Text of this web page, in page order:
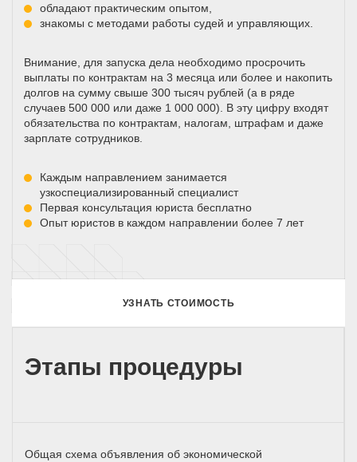
обладают практическим опытом,
знакомы с методами работы судей и управляющих.
Внимание, для запуска дела необходимо просрочить
выплаты по контрактам на 3 месяца или более и накопить
долгов на сумму свыше 300 тысяч рублей (а в ряде
случаев 500 000 или даже 1 000 000). В эту цифру входят
обязательства по контрактам, налогам, штрафам и даже
зарплате сотрудников.
Каждым направлением занимается
узкоспециализированный специалист
Первая консультация юриста бесплатно
Опыт юристов в каждом направлении более 7 лет
УЗНАТЬ СТОИМОСТЬ
Этапы процедуры
Общая схема объявления об экономической